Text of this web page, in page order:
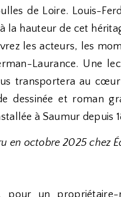
de Loire. Louis-
hauteur de cet
les acteurs, les
Laurance. Une
transportera au
dessinée et roman
à Saumur depuis
en octobre 2025 chez
un propriétaire-